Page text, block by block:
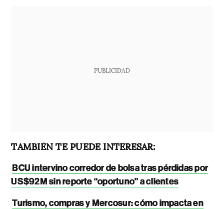
PUBLICIDAD
TAMBIÉN TE PUEDE INTERESAR:
BCU intervino corredor de bolsa tras pérdidas por
US$92M sin reporte “oportuno” a clientes
Turismo, compras y Mercosur: cómo impacta en